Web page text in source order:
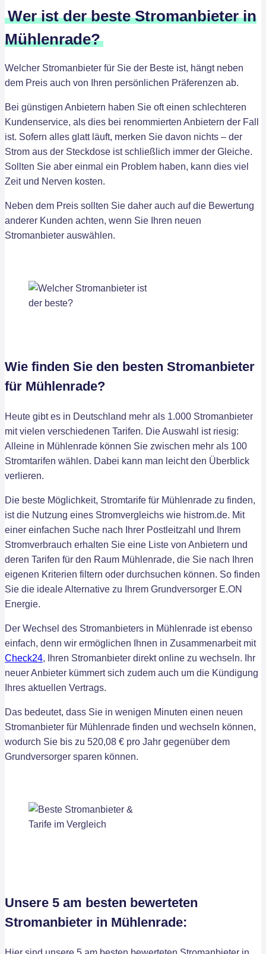
Wer ist der beste Stromanbieter in
Mühlenrade?
Welcher Stromanbieter für Sie der Beste ist, hängt neben
dem Preis auch von Ihren persönlichen Präferenzen ab.
Bei günstigen Anbietern haben Sie oft einen schlechteren
Kundenservice, als dies bei renommierten Anbietern der Fall
ist. Sofern alles glatt läuft, merken Sie davon nichts – der
Strom aus der Steckdose ist schließlich immer der Gleiche.
Sollten Sie aber einmal ein Problem haben, kann dies viel
Zeit und Nerven kosten.
Neben dem Preis sollten Sie daher auch auf die Bewertung
anderer Kunden achten, wenn Sie Ihren neuen
Stromanbieter auswählen.
Wie finden Sie den besten Stromanbieter
für Mühlenrade?
Heute gibt es in Deutschland mehr als 1.000 Stromanbieter
mit vielen verschiedenen Tarifen. Die Auswahl ist riesig:
Alleine in Mühlenrade können Sie zwischen mehr als 100
Stromtarifen wählen. Dabei kann man leicht den Überblick
verlieren.
Die beste Möglichkeit, Stromtarife für Mühlenrade zu finden,
ist die Nutzung eines Stromvergleichs wie histrom.de. Mit
einer einfachen Suche nach Ihrer Postleitzahl und Ihrem
Stromverbrauch erhalten Sie eine Liste von Anbietern und
deren Tarifen für den Raum Mühlenrade, die Sie nach Ihren
eigenen Kriterien filtern oder durchsuchen können. So finden
Sie die ideale Alternative zu Ihrem Grundversorger E.ON
Energie.
Der Wechsel des Stromanbieters in Mühlenrade ist ebenso
einfach, denn wir ermöglichen Ihnen in Zusammenarbeit mit
Check24, Ihren Stromanbieter direkt online zu wechseln. Ihr
neuer Anbieter kümmert sich zudem auch um die Kündigung
Ihres aktuellen Vertrags.
Das bedeutet, dass Sie in wenigen Minuten einen neuen
Stromanbieter für Mühlenrade finden und wechseln können,
wodurch Sie bis zu 520,08 € pro Jahr gegenüber dem
Grundversorger sparen können.
Unsere 5 am besten bewerteten
Stromanbieter in Mühlenrade: